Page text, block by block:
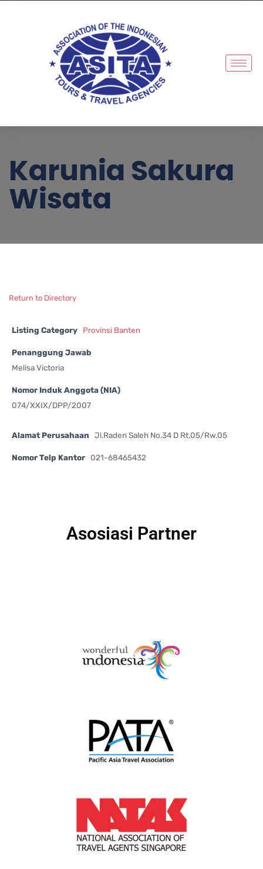
Karunia Sakura
Wisata
Return to Directory
Listing Category Provinsi Banten
Penanggung Jawab
Melisa Victoria
Nomor Induk Anggota (NIA)
074/XXIX/DPP/2007
Alamat Perusahaan Jl.Raden Saleh No.34 D Rt.05/Rw.05
Nomor Telp Kantor 021-68465432
Asosiasi Partner